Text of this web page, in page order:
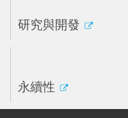
研究與開發
永續性